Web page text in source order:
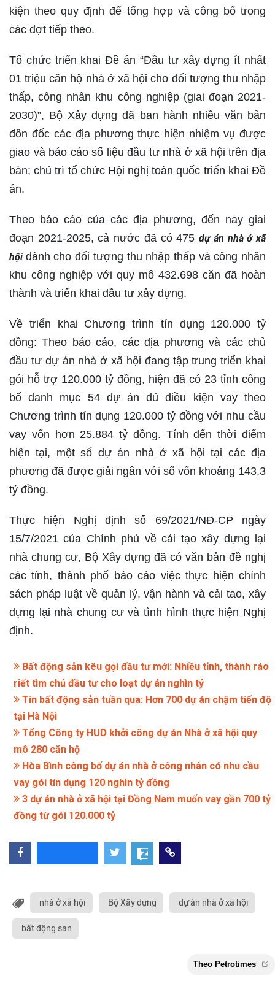
kiện theo quy định để tổng hợp và công bố trong
các đợt tiếp theo.
Tổ chức triển khai Đề án “Đầu tư xây dựng ít nhất
01 triệu căn hộ nhà ở xã hội cho đối tượng thu nhập
thấp, công nhân khu công nghiệp (giai đoạn 2021-
2030)”, Bộ Xây dựng đã ban hành nhiều văn bản
đôn đốc các địa phương thực hiện nhiệm vụ được
giao và báo cáo số liệu đầu tư nhà ở xã hội trên địa
bàn; chủ trì tổ chức Hội nghị toàn quốc triển khai Đề
án.
Theo báo cáo của các địa phương, đến nay giai
đoạn 2021-2025, cả nước đã có 475dự án nhà ở xã
hội dành cho đối tượng thu nhập thấp và công nhân
khu công nghiệp với quy mô 432.698 căn đã hoàn
thành và triển khai đầu tư xây dựng.
Về triển khai Chương trình tín dụng 120.000 tỷ
đồng: Theo báo cáo, các địa phương và các chủ
đầu tư dự án nhà ở xã hội đang tập trung triển khai
gói hỗ trợ 120.000 tỷ đồng, hiện đã có 23 tỉnh công
bố danh mục 54 dự án đủ điều kiện vay theo
Chương trình tín dụng 120.000 tỷ đồng với nhu cầu
vay vốn hơn 25.884 tỷ đồng. Tính đến thời điểm
hiện tại, một số dự án nhà ở xã hội tại các địa
phương đã được giải ngân với số vốn khoảng 143,3
tỷ đồng.
Thực hiện Nghị định số 69/2021/NĐ-CP ngày
15/7/2021 của Chính phủ về cải tạo xây dựng lại
nhà chung cư, Bộ Xây dựng đã có văn bản đề nghị
các tỉnh, thành phố báo cáo việc thực hiện chính
sách pháp luật về quản lý, vận hành và cải tao, xây
dựng lại nhà chung cư và tình hình thực hiện Nghị
định.
Bất động sản kêu gọi đầu tư mới: Nhiều tỉnh, thành ráo
riết tìm chủ đầu tư cho loạt dự án nghìn tỷ
Tin bất động sản tuần qua: Hơn 700 dự án chậm tiến độ
tại Hà Nội
Tổng Công ty HUD khởi công dự án Nhà ở xã hội quy
mô 280 căn hộ
Hòa Bình công bố dự án nhà ở công nhân có nhu cầu
vay gói tín dụng 120 nghìn tỷ đồng
3 dự án nhà ở xã hội tại Đồng Nam muốn vay gần 700 tỷ
đồng từ gói 120.000 tỷ
nhà ở xã hội Bộ Xây dựng dự án nhà ở xã hội
bất động san